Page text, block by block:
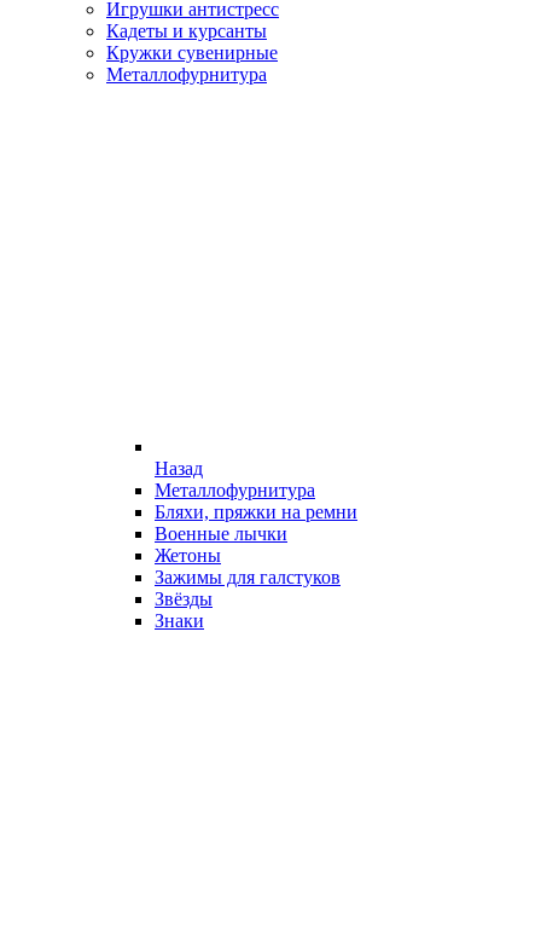
Игрушки антистресс
Кадеты и курсанты
Кружки сувенирные
Металлофурнитура
Назад
Металлофурнитура
Бляхи, пряжки на ремни
Военные лычки
Жетоны
Зажимы для галстуков
Звёзды
Знаки